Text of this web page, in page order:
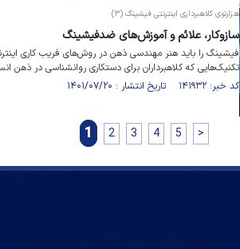
هزارتوی کلاهبرداری اینترنتی فیشینگ (۳)
سازوکار، علائم و آموزش‌های ضدفیشینگ
فیشینگ را باید هنر مهندسی ذهن در روش‌های فریب کاری
تکنیک‌هایی که کلاهبرداران برای دستکاری روانشناسی در ذهن
کد خبر: ۱۴۱۹۳۲ تاریخ انتشار : ۱۴۰۱/۰۷/۲۰
1 2 3 4 5 >